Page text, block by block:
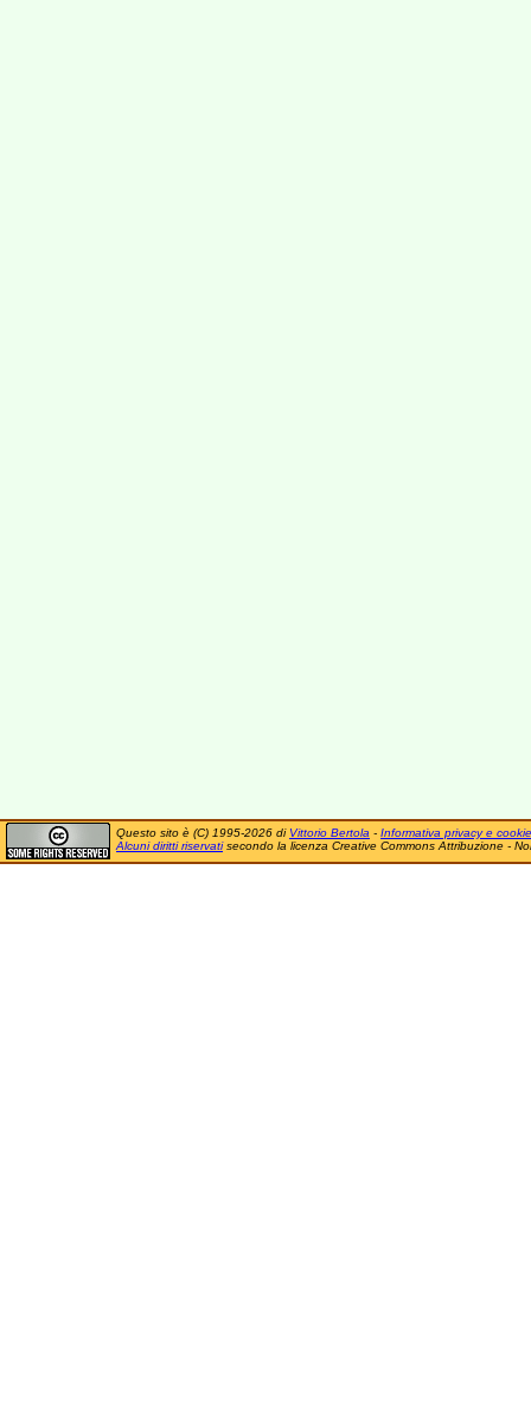
Questo sito è (C) 1995-2026 di Vittorio Bertola - Informativa privacy e cookie
Alcuni diritti riservatisecondo la licenza Creative Commons Attribuzione -